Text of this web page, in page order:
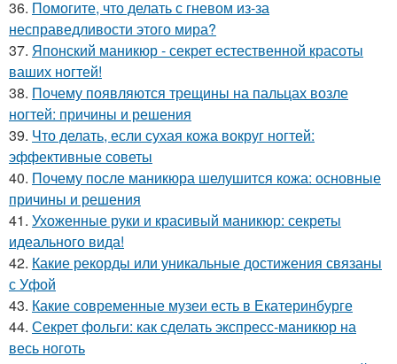
36. Помогите, что делать с гневом из-за
несправедливости этого мира?
37. Японский маникюр - секрет естественной красоты
ваших ногтей!
38. Почему появляются трещины на пальцах возле
ногтей: причины и решения
39. Что делать, если сухая кожа вокруг ногтей:
эффективные советы
40. Почему после маникюра шелушится кожа: основные
причины и решения
41. Ухоженные руки и красивый маникюр: секреты
идеального вида!
42. Какие рекорды или уникальные достижения связаны
с Уфой
43. Какие современные музеи есть в Екатеринбурге
44. Секрет фольги: как сделать экспресс-маникюр на
весь ноготь